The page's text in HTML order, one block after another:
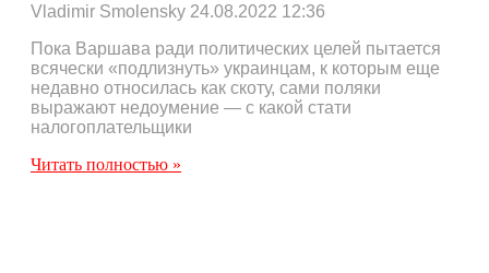
Vladimir Smolensky 24.08.2022 12:36
Пока Варшава ради политических целей пытается
всячески «подлизнуть» украинцам, к которым еще
недавно относилась как скоту, сами поляки
выражают недоумение — с какой стати
налогоплательщики
Читать полностью »